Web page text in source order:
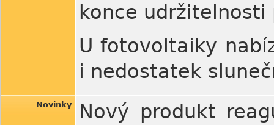
konce udržitelnosti
U fotovoltaiky
i nedostatek
Novinky
Nový produkt